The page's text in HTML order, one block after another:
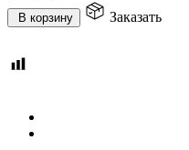
В корзину Заказать